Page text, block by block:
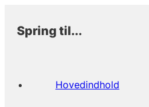
Spring til...
Hovedindhold